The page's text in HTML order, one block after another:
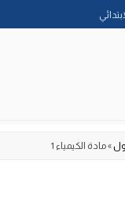
»مادة الكيمياء 1